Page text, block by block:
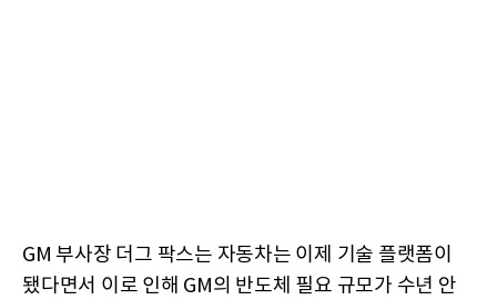
GM 부사장 더그 팍스는 자동차는 이제 기술 플랫폼이
됐다면서 이로 인해 GM의 반도체 필요 규모가 수년 안